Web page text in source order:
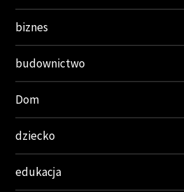
biznes
budownictwo
Dom
dziecko
edukacja